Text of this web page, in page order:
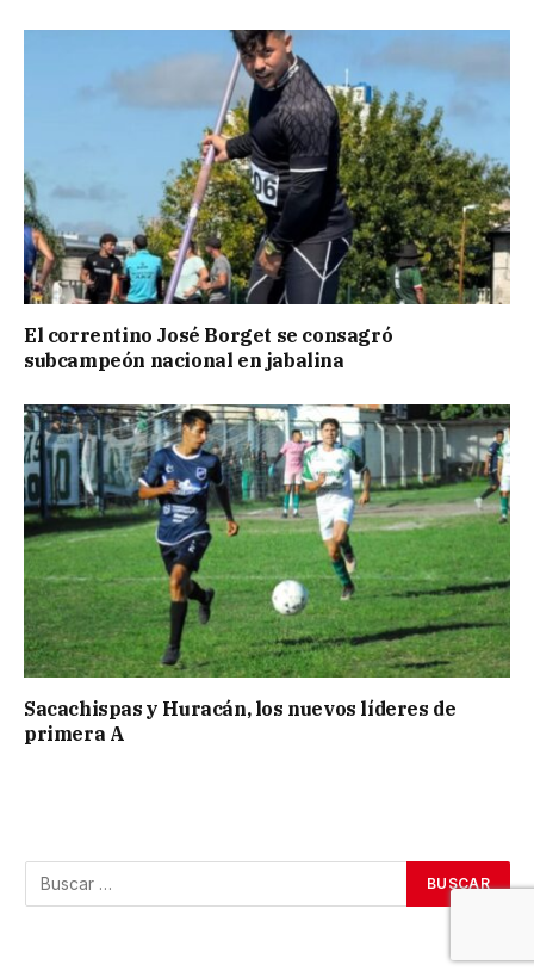
El correntino José Borget se consagró
subcampeón nacional en jabalina
Sacachispas y Huracán, los nuevos líderes de
primera A